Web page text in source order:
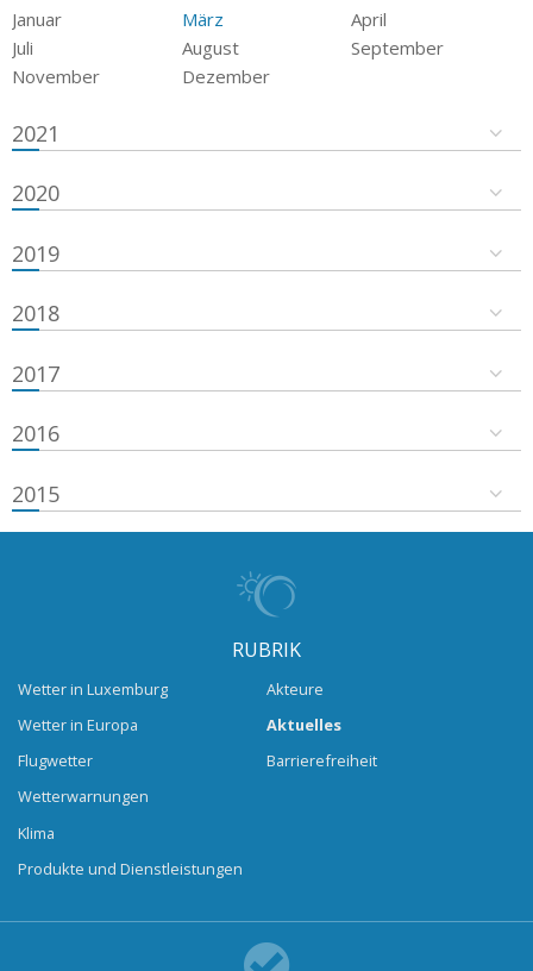
Januar März
April
Juli
August
September
November
Dezember
2021
2020
2019
2018
2017
2016
2015
RUBRIK
Wetter in Luxemburg
Wetter in Europa
Flugwetter
Wetterwarnungen
Klima
Produkte und Dienstleistungen
Akteure
Aktuelles
Barrierefreiheit